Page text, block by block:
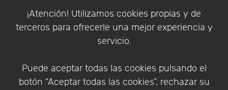
¡Atención! Utilizamos cookies propias y de
terceros para ofrecerle una mejor experiencia y
servicio.
Puede aceptar todas las cookies pulsando el
botón “Aceptar todas las cookies”, rechazar su
Política de Privacidad
Condiciones de compra
Identificarse